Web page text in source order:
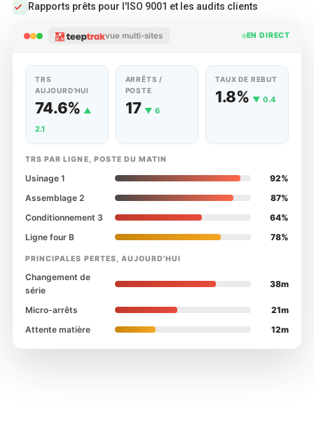
Rapports prêts pour l'ISO 9001 et les audits clients
vue multi-sites EN DIRECT
TRS
AUJOURD'HUI
74.6% ▲
2.1
ARRÊTS /
POSTE
17 ▼ 6
TAUX DE REBUT
1.8% ▼ 0.4
TRS PAR LIGNE, POSTE DU MATIN
Usinage 1
92%
Assemblage 2
87%
Conditionnement 3
64%
Ligne four B
78%
PRINCIPALES PERTES, AUJOURD'HUI
Changement de
série
38m
Micro-arrêts
21m
Attente matière
12m